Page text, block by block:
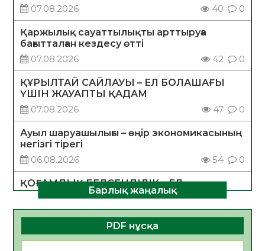
07.08.2026
40 0
Қаржылық сауаттылықты арттыруға
бағытталған кездесу өтті
07.08.2026
42 0
ҚҰРЫЛТАЙ САЙЛАУЫ – ЕЛ БОЛАШАҒЫ
ҮШІН ЖАУАПТЫ ҚАДАМ
07.08.2026
47 0
Ауыл шаруашылығы – өңір экономикасының
негізгі тірегі
06.08.2026
54 0
ҚОҒАМДЫҚ БЕЛСЕНДІЛІК – ЕЛ
ДАМУЫНЫҢ НЕГІЗІ
06.08.2026
52 0
ҚҰРЫЛТАЙ САЙЛАУЫ – БОЛАШАҚҚА
Барлық жаңалық
PDF нұсқа